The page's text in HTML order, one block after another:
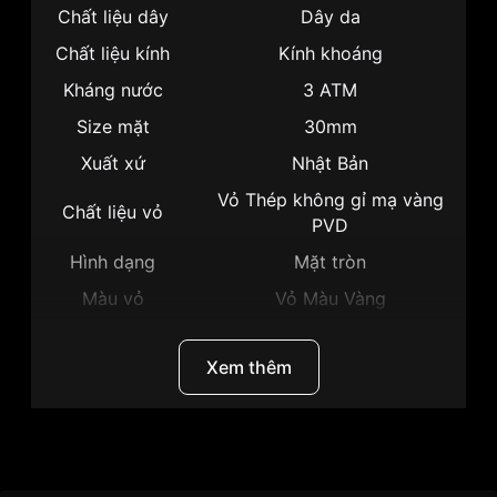
Chất liệu dây
Dây da
Chất liệu kính
Kính khoáng
Kháng nước
3 ATM
Size mặt
30mm
Xuất xứ
Nhật Bản
Chất liệu vỏ
Vỏ Thép không gỉ mạ vàng
PVD
Hình dạng
Mặt tròn
Màu vỏ
Vỏ Màu Vàng
Sang trọng
Lịch ngày, Giờ, phút
Xem thêm